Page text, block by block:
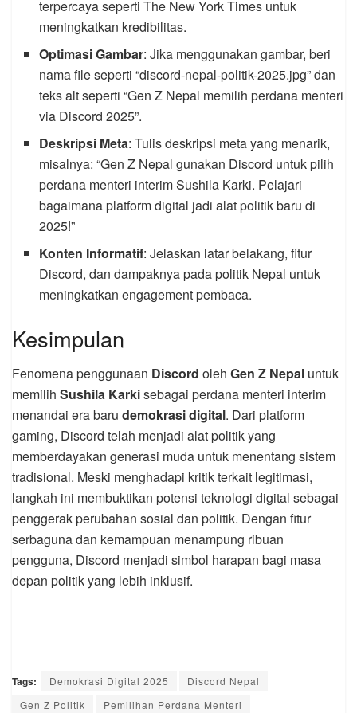
terpercaya seperti The New York Times untuk
meningkatkan kredibilitas.
Optimasi Gambar: Jika menggunakan gambar, beri
nama file seperti “discord-nepal-politik-2025.jpg” dan
teks alt seperti “Gen Z Nepal memilih perdana menteri
via Discord 2025”.
Deskripsi Meta: Tulis deskripsi meta yang menarik,
misalnya: “Gen Z Nepal gunakan Discord untuk pilih
perdana menteri interim Sushila Karki. Pelajari
bagaimana platform digital jadi alat politik baru di
2025!”
Konten Informatif: Jelaskan latar belakang, fitur
Discord, dan dampaknya pada politik Nepal untuk
meningkatkan engagement pembaca.
Kesimpulan
Fenomena penggunaan Discord oleh Gen Z Nepal untuk
memilih Sushila Karkisebagai perdana menteri interim
menandai era baru demokrasi digital. Dari platform
gaming, Discord telah menjadi alat politik yang
memberdayakan generasi muda untuk menentang sistem
tradisional. Meski menghadapi kritik terkait legitimasi,
langkah ini membuktikan potensi teknologi digital sebagai
penggerak perubahan sosial dan politik. Dengan fitur
serbaguna dan kemampuan menampung ribuan
pengguna, Discord menjadi simbol harapan bagi masa
depan politik yang lebih inklusif.
Tags: Demokrasi Digital 2025
Discord Nepal
Gen Z Politik
Pemilihan Perdana Menteri